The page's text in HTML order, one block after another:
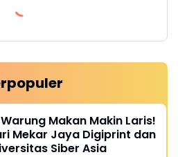
Makan Makin Laris!
Mekar Jaya Digiprint dan
Siber Asia